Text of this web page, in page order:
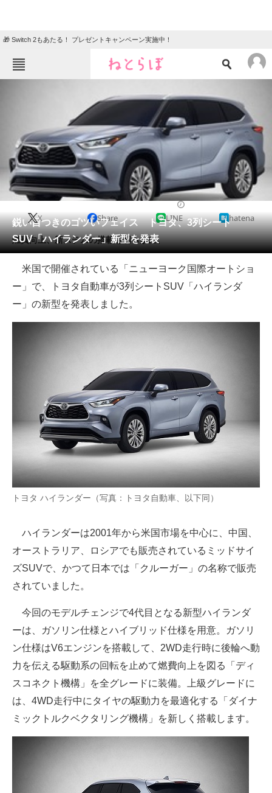
🎁 Switch 2もあたる！ プレゼントキャンペーン実施中！
ニュース
クイズ
グルメ 地域
住まい 教育・育児
動物 リサーチ
会員記事
メディア
注目記事を集めた総合ページ
ITの今と未来を見通す
スマホと通信の最新トレンド
好きが集まる 比べて選べる
ビジネスと働き方のヒント
AI活用のいまが分かる
企業ITのトレンドを詳説
経営リーダーのコミュニティ
ITエンジニア向け専門サイト
IT製品の技術・比較・事例
製造業のIT導入・活用を支援
エレクトロニクス専門サイト
電子設計の基本と応用
エネルギーの専門メディア
鋭い目つきのゴツいフェイス トヨタ、3列シート
SUV「ハイランダー」新型を発表
X Share LINE hatena
燃費向上、新ステムの搭載も明らかに。
米国で開催されている「ニューヨーク国際オートショ
ー」で、トヨタ自動車が3列シートSUV「ハイランダ
ー」の新型を発表しました。
トヨタ ハイランダー（写真：トヨタ自動車、以下同）
ハイランダーは2001年から米国市場を中心に、中国、
オーストラリア、ロシアでも販売されているミッドサイ
ズSUVで、かつて日本では「クルーガー」の名称で販売
されていました。
今回のモデルチェンジで4代目となる新型ハイランダ
ーは、ガソリン仕様とハイブリッド仕様を用意。ガソリ
ン仕様はV6エンジンを搭載して、2WD走行時に後輪へ動
力を伝える駆動系の回転を止めて燃費向上を図る「ディ
スコネクト機構」を全グレードに装備。上級グレードに
は、4WD走行中にタイヤの駆動力を最適化する「ダイナ
ミックトルクベクタリング機構」を新しく搭載します。